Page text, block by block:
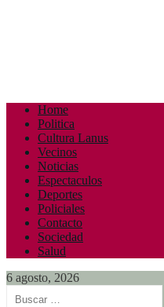
Home
Politica
Cultura Lanus
Vecinos
Noticias
Espectaculos
Deportes
Policiales
Contacto
Sociedad
Salud
6 agosto, 2026